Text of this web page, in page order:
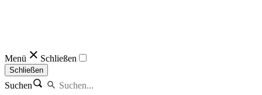
Menü Schließen
Schließen
Suchen